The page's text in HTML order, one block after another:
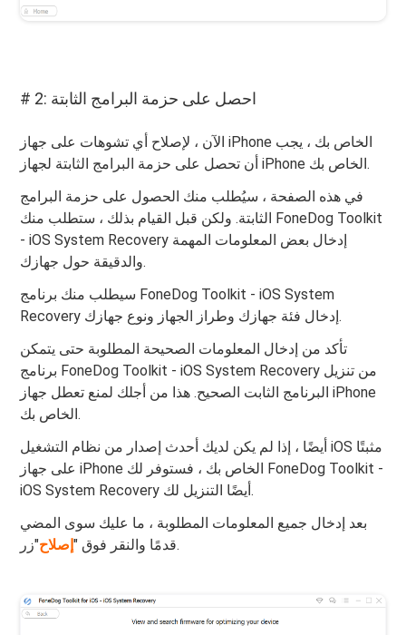
# 2: احصل على حزمة البرامج الثابتة
الآن ، لإصلاح أي تشوهات على جهاز iPhone الخاص بك ، يجب
أن تحصل على حزمة البرامج الثابتة لجهاز iPhone الخاص بك.
في هذه الصفحة ، سيُطلب منك الحصول على حزمة البرامج
الثابتة. ولكن قبل القيام بذلك ، ستطلب منك FoneDog Toolkit
- iOS System Recovery إدخال بعض المعلومات المهمة
والدقيقة حول جهازك.
سيطلب منك برنامج FoneDog Toolkit - iOS System
Recovery إدخال فئة جهازك وطراز الجهاز ونوع جهازك.
تأكد من إدخال المعلومات الصحيحة المطلوبة حتى يتمكن
برنامج FoneDog Toolkit - iOS System Recovery من تنزيل
البرنامج الثابت الصحيح. هذا من أجلك لمنع تعطل جهاز iPhone
الخاص بك.
أيضًا ، إذا لم يكن لديك أحدث إصدار من نظام التشغيل iOS مثبتًا
على جهاز iPhone الخاص بك ، فستوفر لك FoneDog Toolkit -
iOS System Recovery أيضًا التنزيل لك.
بعد إدخال جميع المعلومات المطلوبة ، ما عليك سوى المضي
قدمًا والنقر فوق "إصلاح "زر.